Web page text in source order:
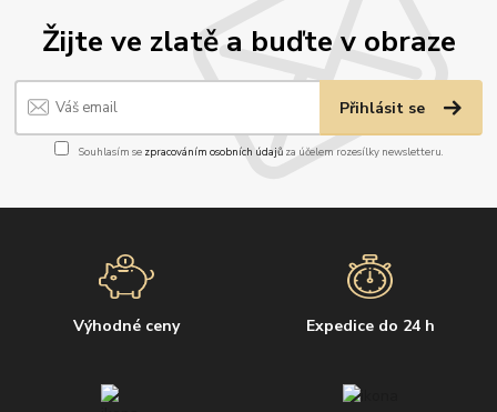
Žijte ve zlatě a buďte v obraze
Přihlásit se
Souhlasím se zpracováním osobních údajůza účelem rozesílky newsletteru.
Výhodné ceny Expedice do 24 h